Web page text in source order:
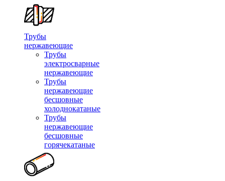
Трубы
нержавеющие
Трубы
электросварные
нержавеющие
Трубы
нержавеющие
бесшовные
холоднокатаные
Трубы
нержавеющие
бесшовные
горячекатаные